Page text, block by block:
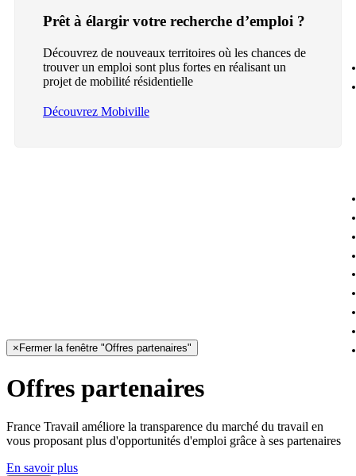
Prêt à élargir votre recherche d’emploi ?
Découvrez de nouveaux territoires où les chances de
trouver un emploi sont plus fortes en réalisant un
projet de mobilité résidentielle
Découvrez Mobiville
× Fermer la fenêtre "Offres partenaires"
Offres partenaires
France Travail améliore la transparence du marché du travail en
vous proposant plus d'opportunités d'emploi grâce à ses partenaires
En savoir plus